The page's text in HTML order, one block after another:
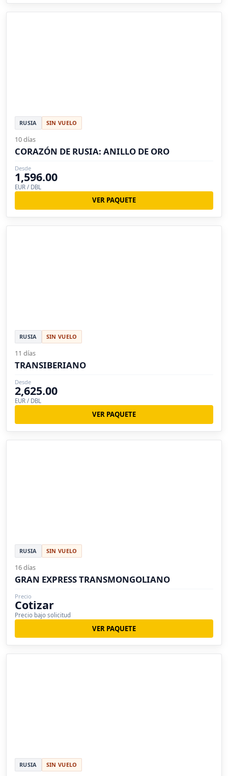
RUSIA SIN VUELO
10 días
CORAZÓN DE RUSIA: ANILLO DE ORO
Desde
1,596.00
EUR / DBL
VER PAQUETE
RUSIA SIN VUELO
11 días
TRANSIBERIANO
Desde
2,625.00
EUR / DBL
VER PAQUETE
RUSIA SIN VUELO
16 días
GRAN EXPRESS TRANSMONGOLIANO
Precio
Cotizar
Precio bajo solicitud
VER PAQUETE
RUSIA SIN VUELO